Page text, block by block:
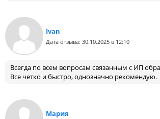
Ivan
Дата отзыва: 30.10.2025 в 12:10
Всегда по всем вопросам связанным с ИП
Все четко и быстро, однозначно рекомендую.
Мария